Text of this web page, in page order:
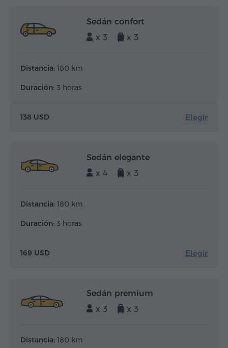
Sedán confort
x 3
x 3
Distancia: 180 km
Duración: 3 horas
138 USD Elegir
Sedán elegante
x 4
x 3
Distancia: 180 km
Duración: 3 horas
169 USD Elegir
Sedán premium
x 3
x 3
Distancia: 180 km